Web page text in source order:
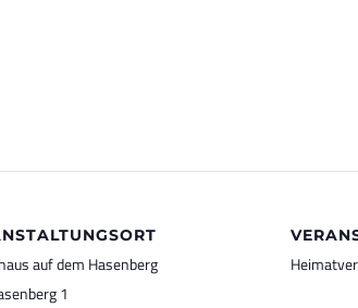
auf dem Hasenberg
1